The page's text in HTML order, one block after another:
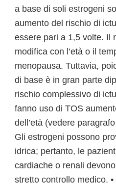
a base di soli estrogeni
aumento del rischio di
essere pari a 1,5 volte. Il
modifica con l’età o il
menopausa. Tuttavia,
di base è in gran parte
rischio complessivo di
fanno uso di TOS
dell’età (vedere
Gli estrogeni possono
idrica; pertanto, le
cardiache o renali
stretto controllo medico.